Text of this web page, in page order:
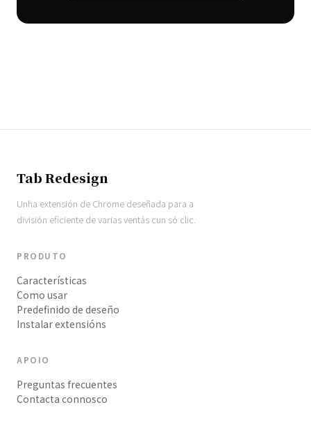
Tab Redesign
Unha extensión de Chrome deseñada para a
división eficiente de varias ventás cun só clic.
PRODUTO
Características
Como usar
Predefinido de deseño
Instalar extensións
APOIO
Preguntas frecuentes
Contacta connosco